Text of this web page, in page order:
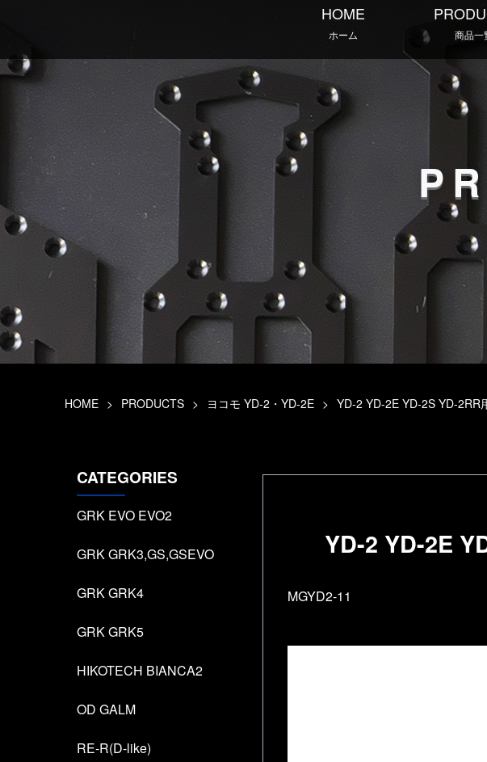
HOME
ホーム 商品一
HOME > PRODUCTS > ヨコモ YD-2・YD-2E > YD-2 YD-2E YD-2S YD-2RR
CATEGORIES
GRK EVO EVO2
GRK GRK3,GS,GSEVO
GRK GRK4
GRK GRK5
HIKOTECH BIANCA2
OD GALM
RE-R(D-like)
YD-2 YD-2E
MGYD2-11